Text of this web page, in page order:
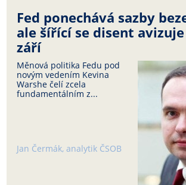
Fed ponechává sazby
ale šířící se disent
září
Měnová politika Fedu pod
novým vedením Kevina
Warshe čelí zcela
fundamentálním z...
Jan Čermák, analytik ČSOB